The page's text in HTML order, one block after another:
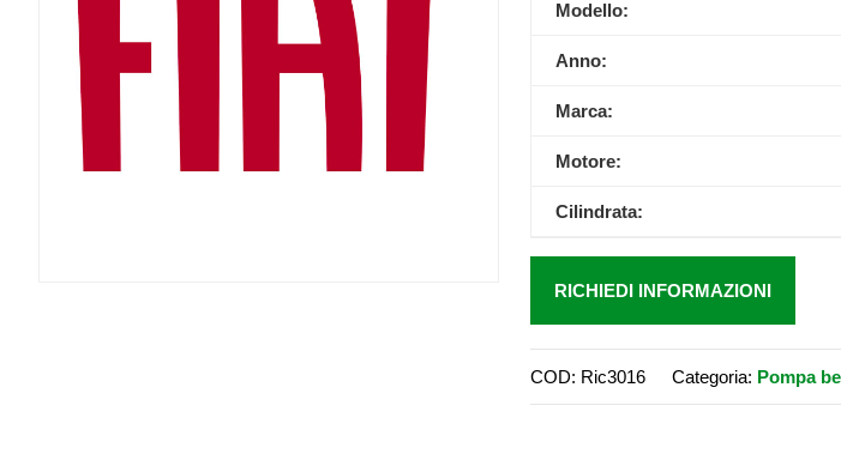
Modello:
Anno:
Marca:
Motore:
Cilindrata:
RICHIEDI INFORMAZIONI
COD: Ric3016 Categoria: Pompa